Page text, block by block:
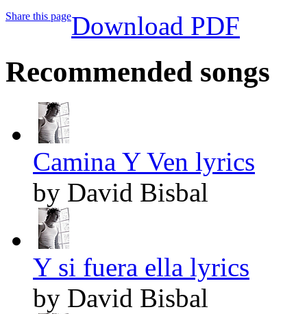
Share this pageDownload PDF
Recommended songs
Camina Y Ven lyrics
by David Bisbal
Y si fuera ella lyrics
by David Bisbal